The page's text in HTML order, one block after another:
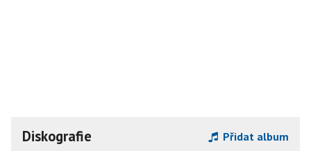
Diskografie Přidat album